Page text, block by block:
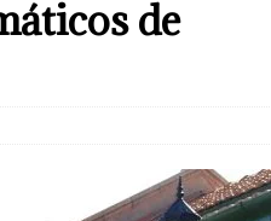
de